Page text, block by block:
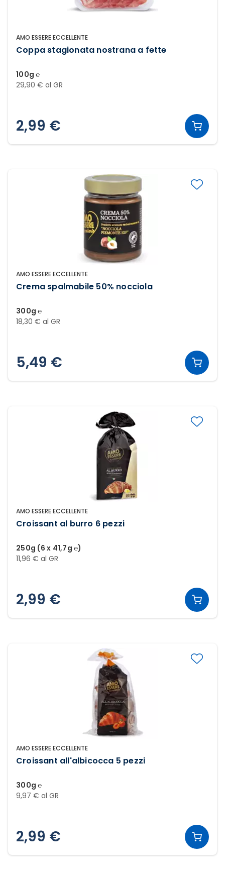
AMO ESSERE ECCELLENTE
Coppa stagionata nostrana a fette
100g ℮
29,90 € al GR
2,99 €
AMO ESSERE ECCELLENTE
Crema spalmabile 50% nocciola
300g ℮
18,30 € al GR
5,49 €
AMO ESSERE ECCELLENTE
Croissant al burro 6 pezzi
250g (6 x 41,7g ℮)
11,96 € al GR
2,99 €
AMO ESSERE ECCELLENTE
Croissant all'albicocca 5 pezzi
300g ℮
9,97 € al GR
2,99 €